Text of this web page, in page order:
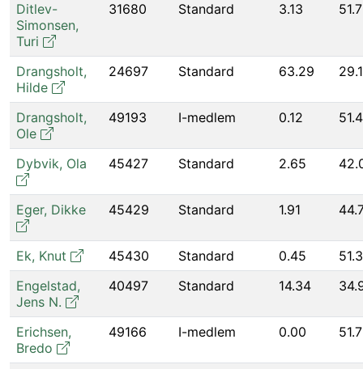
Ditlev-
Simonsen,
Turi
31680 Standard 3.13
Drangsholt,
Hilde
24697 Standard 63.29
Drangsholt,
Ole
49193 I-medlem 0.12
Dybvik, Ola 45427 Standard 2.65
Eger, Dikke 45429 Standard 1.91
Ek, Knut 45430 Standard 0.45
Engelstad,
Jens N.
40497 Standard 14.34
Erichsen,
Bredo
49166 I-medlem 0.00